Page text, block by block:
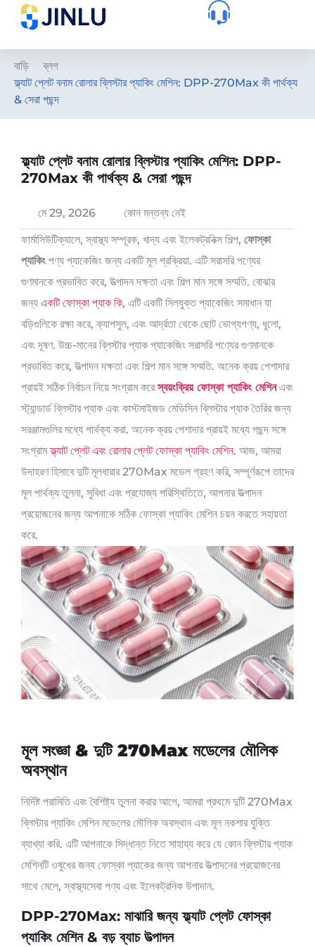
বাড়ি
ব্লগ
ফ্ল্যাট প্লেট বনাম রোলার ব্লিস্টার প্যাকিং মেশিন: DPP-270Max কী পার্থক্য
& সেরা পছন্দ
ফ্ল্যাট প্লেট বনাম রোলার ব্লিস্টার প্যাকিং মেশিন: DPP-
270Max কী পার্থক্য & সেরা পছন্দ
মে 29, 2026
কোন মন্তব্য নেই
ফার্মাসিউটিক্যালে, স্বাস্থ্য সম্পূরক, খাদ্য এবং ইলেকট্রনিক্স শিল্প, ফোস্কা
প্যাকিং পণ্য প্যাকেজিং জন্য একটি মূল প্রক্রিয়া. এটি সরাসরি পণ্যের
গুণমানকে প্রভাবিত করে, উত্পাদন দক্ষতা এবং শিল্প মান সঙ্গে সম্মতি. বোঝার
জন্য একটি ফোস্কা প্যাক কি, এটি একটি সিলযুক্ত প্যাকেজিং সমাধান যা
বড়িগুলিকে রক্ষা করে, ক্যাপসুল, এবং আর্দ্রতা থেকে ছোট ভোগ্যপণ্য, ধুলো,
এবং দূষণ. উচ্চ-মানের ব্লিস্টার প্যাক প্যাকেজিং সরাসরি পণ্যের গুণমানকে
প্রভাবিত করে, উত্পাদন দক্ষতা এবং শিল্প মান সঙ্গে সম্মতি. অনেক ক্রয় পেশাদার
প্রায়ই সঠিক নির্বাচন নিয়ে সংগ্রাম করেস্বয়ংক্রিয় ফোস্কা প্যাকিং মেশিনএবং
স্ট্যান্ডার্ড ব্লিস্টার প্যাক এবং কাস্টমাইজড মেডিসিন ব্লিস্টার প্যাক তৈরির জন্য
সরঞ্জামগুলির মধ্যে পার্থক্য করা. অনেক ক্রয় পেশাদার প্রায়ই মধ্যে পছন্দ সঙ্গে
সংগ্রামফ্ল্যাট প্লেট এবং রোলার প্লেট ফোস্কা প্যাকিং মেশিন. আজ, আমরা
উদাহরণ হিসাবে দুটি মূলধারার 270Max মডেল গ্রহণ করি, সম্পূর্ণরূপে তাদের
মূল পার্থক্য তুলনা, সুবিধা এবং প্রযোজ্য পরিস্থিতিতে, আপনার উত্পাদন
প্রয়োজনের জন্য আপনাকে সঠিক ফোস্কা প্যাকিং মেশিন চয়ন করতে সহায়তা
করে.
মূল সংজ্ঞা & দুটি 270Max মডেলের মৌলিক
অবস্থান
নির্দিষ্ট পরামিতি এবং বৈশিষ্ট্য তুলনা করার আগে, আমরা প্রথমে দুটি 270Max
ব্লিস্টার প্যাকিং মেশিন মডেলের মৌলিক অবস্থান এবং মূল নকশার যুক্তি
ব্যাখ্যা করি. এটি আপনাকে সিদ্ধান্ত নিতে সাহায্য করে যে কোন ব্লিস্টার প্যাক
মেশিনটি ওষুধের জন্য ফোস্কা প্যাকের জন্য আপনার উত্পাদনের প্রয়োজনের
সাথে মেলে, স্বাস্থ্যসেবা পণ্য এবং ইলেকট্রনিক উপাদান.
DPP-270Max: মাঝারি জন্য ফ্ল্যাট প্লেট ফোস্কা
প্যাকিং মেশিন & বড় ব্যাচ উত্পাদন